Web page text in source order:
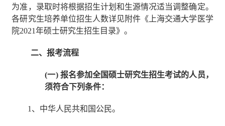
为准，录取时将根据招生计划和生源情况适当调整确定。
各研究生培养单位招生人数详见附件《上海交通大学医学
院2021年硕士研究生招生目录》。
二、报考流程
(一) 报名参加全国硕士研究生招生考试的人员，
须符合下列条件：
1、中华人民共和国公民。